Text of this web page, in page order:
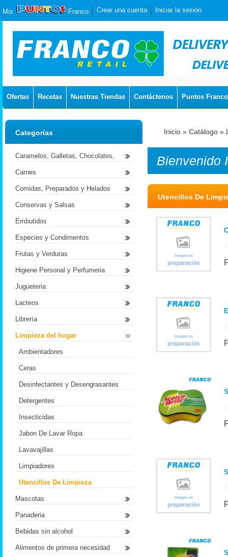
Mis Franco Crear una cuenta Iniciar la sesión
Ofertas Recetas Nuestras Tiendas Contáctenos Puntos Franco
Inicio » Catálogo »
Bienvenido
Utencillos De
Categorías
Caramelos, Galletas, Chocolates,
Carnes
Comidas, Preparados y Helados
Conservas y Salsas
Embutidos
Especies y Condimentos
Frutas y Verduras
Higiene Personal y Perfumeria
Jugueteria
Lacteos
Librería
Limpieza del hogar
Ambientadores
Ceras
Desinfectantes y Desengrasantes
Detergentes
Insecticidas
Jabon De Lavar Ropa
Lavavajillas
Limpiadores
Utencillos De Limpieza
Mascotas
Panaderia
Bebidas sin alcohol
Alimentos de primera necesidad